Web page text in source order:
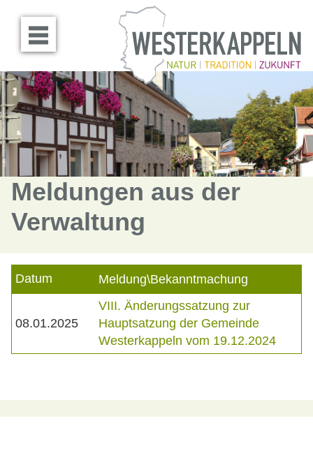
Menü öffnen
Meldungen aus der
Verwaltung
Datum Meldung\Bekanntmachung
08.01.2025
VIII. Änderungssatzung zur
Hauptsatzung der Gemeinde
Westerkappeln vom 19.12.2024